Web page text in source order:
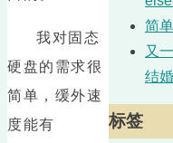
我对固态
硬盘的需求很
简单，缓外速
度能有
简
又
结
标签